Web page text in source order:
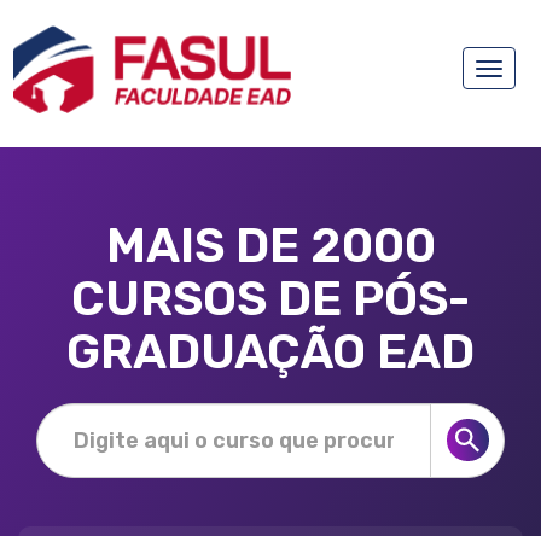
Toggle
MAIS DE 2000
CURSOS DE PÓS-
GRADUAÇÃO EAD